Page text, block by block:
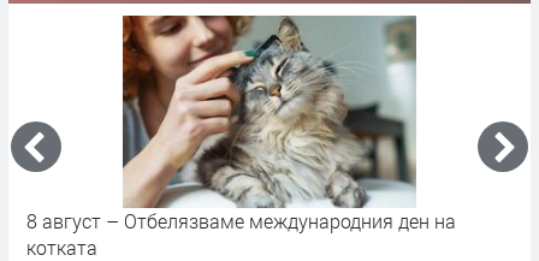
8 август – Отбелязваме международния ден на
котката